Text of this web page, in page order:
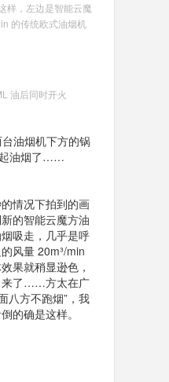
样，左边是智能云魔
的传统欧式油烟机
油后同时开火
油烟机下方的锅
起油烟了……
情况下拍到的画
的智能云魔方油
吸走，几乎是呼
风量 20m³/min
果就稍显逊色，
来了……方太在广
八方不跑烟”，我
的确是这样。